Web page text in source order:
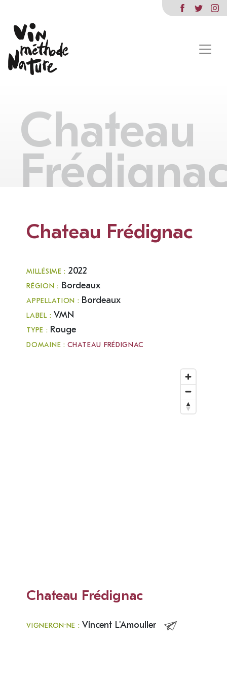
Chateau
Chateau Frédignac
MILLÉSIME : 2022
RÉGION : Bordeaux
APPELLATION : Bordeaux
LABEL : VMN
TYPE : Rouge
DOMAINE :CHATEAU FRÉDIGNAC
Chateau Frédignac
VIGNERON·NE : Vincent L'Amouller